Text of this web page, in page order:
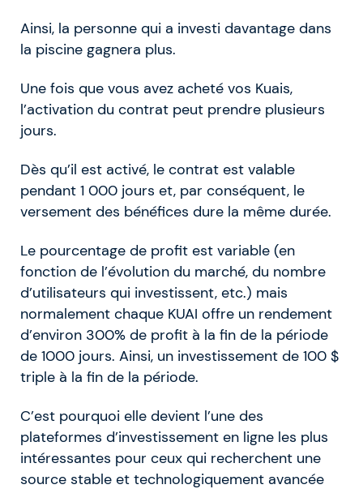
Ainsi, la personne qui a investi davantage dans
la piscine gagnera plus.
Une fois que vous avez acheté vos Kuais,
l’activation du contrat peut prendre plusieurs
jours.
Dès qu’il est activé, le contrat est valable
pendant 1 000 jours et, par conséquent, le
versement des bénéfices dure la même durée.
Le pourcentage de profit est variable (en
fonction de l’évolution du marché, du nombre
d’utilisateurs qui investissent, etc.) mais
normalement chaque KUAI offre un rendement
d’environ 300% de profit à la fin de la période
de 1000 jours. Ainsi, un investissement de 100 $
triple à la fin de la période.
C’est pourquoi elle devient l’une des
plateformes d’investissement en ligne les plus
intéressantes pour ceux qui recherchent une
source stable et technologiquement avancée